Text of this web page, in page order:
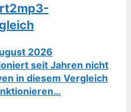
2026
seit Jahren nicht
in diesem Vergleich